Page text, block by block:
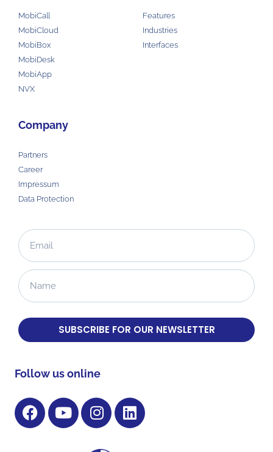
MobiCall
MobiCloud
MobiBox
MobiDesk
MobiApp
NVX
Features
Industries
Interfaces
Company
Partners
Career
Impressum
Data Protection
SUBSCRIBE FOR OUR NEWSLETTER
Follow us online